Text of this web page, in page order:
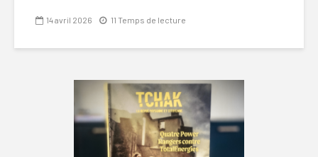
14 avril 2026 11 Temps de lecture